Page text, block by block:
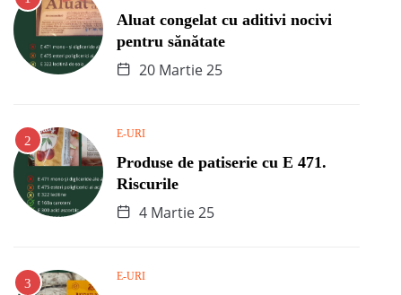
Aluat congelat cu aditivi nocivi
pentru sănătate
20 Martie 25
E-URI
Produse de patiserie cu E 471.
Riscurile
4 Martie 25
E-URI